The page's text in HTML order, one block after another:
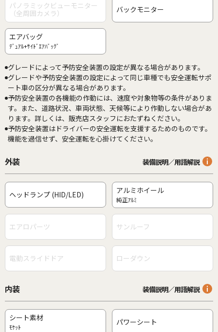
パノラミックビューモニター
（全周囲カメラ）
バックモニター
エアバッグ
ﾃﾞｭｱﾙ+ｻｲﾄﾞｴｱﾊﾞｯｸﾞ
グレードによって予防安全装置の設定が異なる場合があります。
グレードや予防安全装置の設定によって同じ車種でも安全運転サポ
ート車の区分が異なる場合があります。
予防安全装置の各機能の作動には、速度や対象物等の条件がありま
す。また、道路状況、車両状態、天候等により作動しない場合があ
ります。詳しくは、販売店スタッフにおたずねください。
予防安全装置はドライバーの安全運転を支援するためのものです。
機能を過信せず、安全運転を心掛けてください。
外装 装備説明／用語解説
ヘッドランプ (HID/LED) アルミホイール
純正ｱﾙﾐ
エアロパーツ サンルーフ
電動スライドドア ローダウン
内装 装備説明／用語解説
シート素材
ﾓｹｯﾄ パワーシート